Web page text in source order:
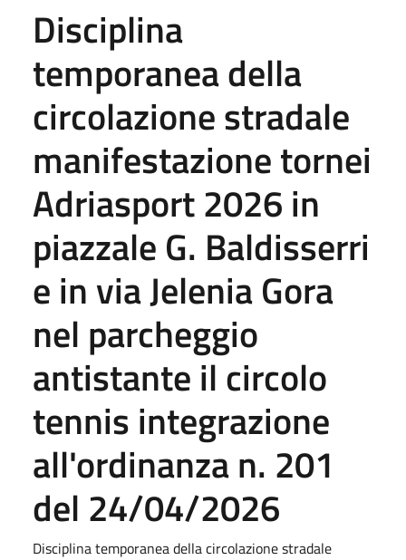
Disciplina
temporanea della
circolazione stradale
manifestazione tornei
Adriasport 2026 in
piazzale G. Baldisserri
e in via Jelenia Gora
nel parcheggio
antistante il circolo
tennis integrazione
all'ordinanza n. 201
del 24/04/2026
Disciplina temporanea della circolazione stradale